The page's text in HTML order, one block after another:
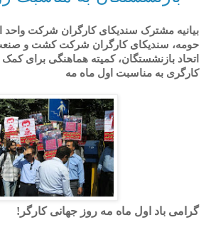
بیانیه مشترک سندیکای کارگران شرکت واحد
حومه، سندیکای کارگران شرکت کشت و
اتحاد بازنشستگان، کمیته هماهنگی برای
کارگری به مناسبت اول ماه مه
گرامی باد اول ماه مه روز جهانی کارگر !